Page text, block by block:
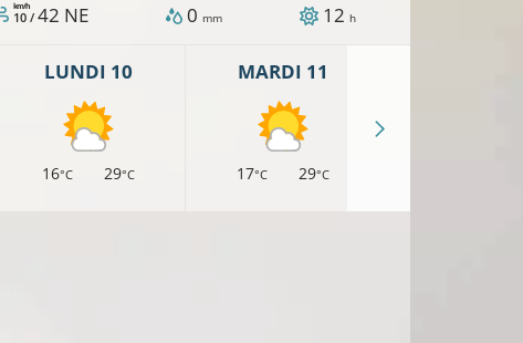
10 /
km/h 42 NE 0 mm 12 h
LUNDI 10
16°C 29°C
MARDI 11
17°C 29°C